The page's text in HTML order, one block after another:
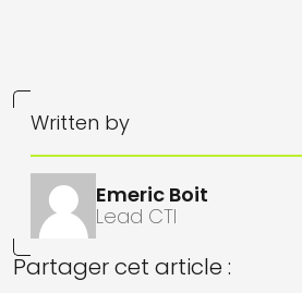
Written by
Emeric Boit
Lead CTI
Partager cet article :